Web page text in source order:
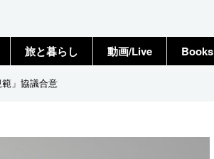
旅と暮らし 動画/Live Books
」協議合意